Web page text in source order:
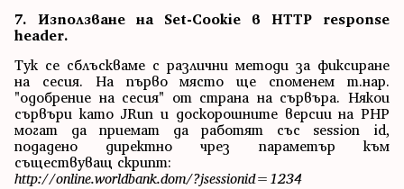
7. Използване на Set-Cookie в HTTP response
header.
Тук се сблъскваме с различни методи за фиксиране
на сесия. На първо място ще споменем т.нар.
"одобрение на сесия" от страна на сървъра. Някои
сървъри като JRun и доскорошните версии на PHP
могат да приемат да работят със session id,
подадено директно чрез параметър към
съществуващ скрипт:
http://online.worldbank.dom/?jsessionid=1234